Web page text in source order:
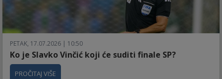
PETAK, 17.07.2026 | 10:50
Ko je Slavko Vinčić koji će suditi finale SP?
PROČITAJ VIŠE